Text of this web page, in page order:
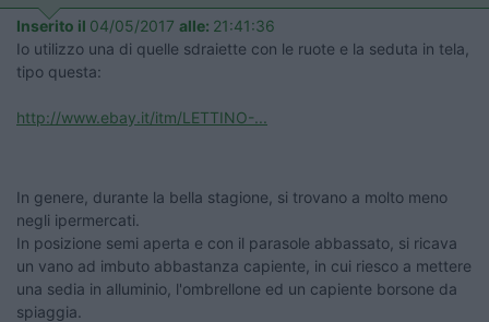
Inserito il 04/05/2017 alle: 21:41:36
Io utilizzo una di quelle sdraiette con le ruote e la seduta in tela,
tipo questa:
http://www.ebay.it/itm/LETTINO-...
In genere, durante la bella stagione, si trovano a molto meno
negli ipermercati.
In posizione semi aperta e con il parasole abbassato, si ricava
un vano ad imbuto abbastanza capiente, in cui riesco a mettere
una sedia in alluminio, l'ombrellone ed un capiente borsone da
spiaggia.